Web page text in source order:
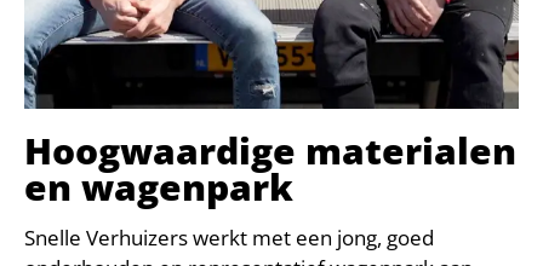
Hoogwaardige materialen
en wagenpark
Snelle Verhuizers werkt met een jong, goed